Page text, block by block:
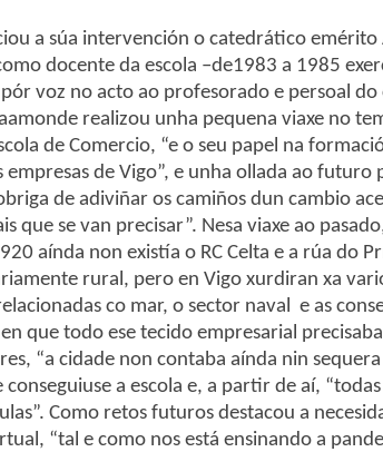
a súa intervención o catedrático
docente da escola –de1983 a 1985
voz no acto ao profesorado e persoal do
realizou unha pequena viaxe no
de Comercio, “e o seu papel na
de Vigo”, e unha ollada ao futuro
de adiviñar os camiños dun cambio
que se van precisar”. Nesa viaxe ao
aínda non existía o RC Celta e a rúa do
rural, pero en Vigo xurdiran xa
co mar, o sector naval e as
que todo ese tecido empresarial
“a cidade non contaba aínda nin
a escola e, a partir de aí,
Como retos futuros destacou a
“tal e como nos está ensinando a